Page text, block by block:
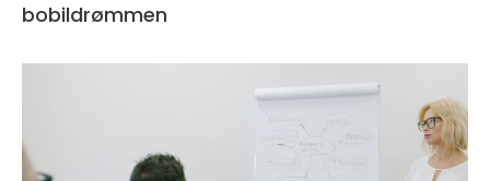
bobildrømmen